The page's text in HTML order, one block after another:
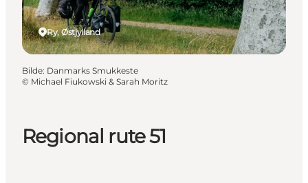
Regional rute 51
Ry, Østjylland
Bilde: Danmarks Smukkeste
© Michael Fiukowski & Sarah Moritz